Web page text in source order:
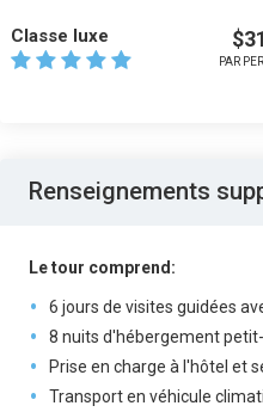
Classe luxe
PAR
Renseignements
Le tour comprend:
6 jours de visites guidées
8 nuits d'hébergement
Prise en charge à l'hôtel et
Transport en véhicule